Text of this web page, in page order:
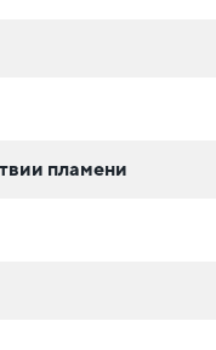
пламени